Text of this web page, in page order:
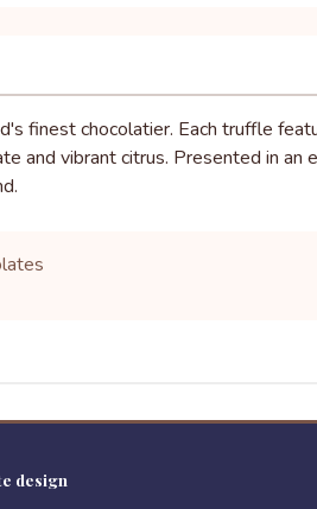
finest chocolatier. Each truffle
and vibrant citrus. Presented in
design